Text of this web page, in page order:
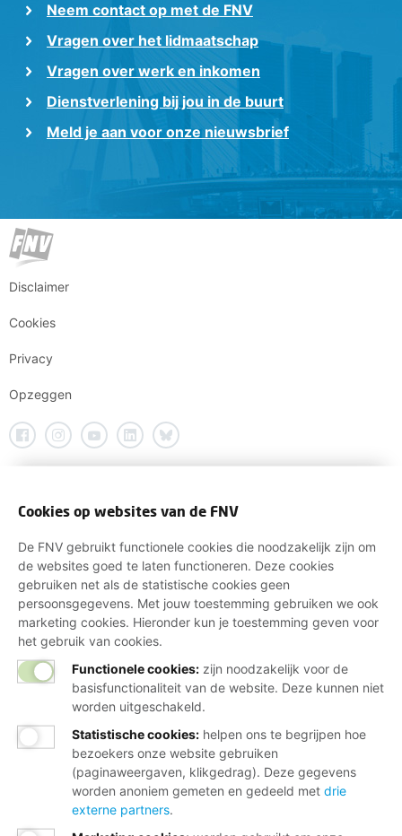
Neem contact op met de FNV
Vragen over het lidmaatschap
Vragen over werk en inkomen
Dienstverlening bij jou in de buurt
Meld je aan voor onze nieuwsbrief
Disclaimer
Cookies
Privacy
Opzeggen
Cookies op websites van de FNV
De FNV gebruikt functionele cookies die noodzakelijk zijn om
de websites goed te laten functioneren. Deze cookies
gebruiken net als de statistische cookies geen
persoonsgegevens. Met jouw toestemming gebruiken we ook
marketing cookies. Hieronder kun je toestemming geven voor
het gebruik van cookies.
Functionele cookies: zijn noodzakelijk voor de
basisfunctionaliteit van de website. Deze kunnen niet
worden uitgeschakeld.
Statistische cookies: helpen ons te begrijpen hoe
bezoekers onze website gebruiken
(paginaweergaven, klikgedrag). Deze gegevens
worden anoniem gemeten en gedeeld met drie
externe partners.